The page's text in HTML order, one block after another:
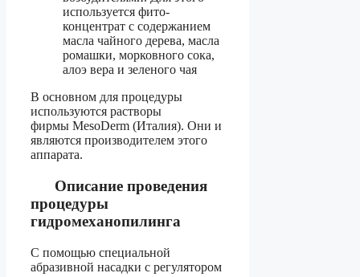
используется фито-
концентрат с содержанием
масла чайного дерева, масла
ромашки, морковного сока,
алоэ вера и зеленого чая
В основном для процедуры
используются растворы
фирмы MesoDerm (Италия). Они и
являются производителем этого
аппарата.
Описание проведения
процедуры
гидромеханопилинга
С помощью специальной
абразивной насадки с регулятором